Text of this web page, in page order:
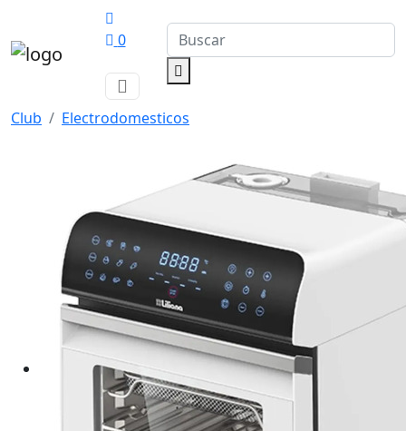
0
Club Electrodomesticos